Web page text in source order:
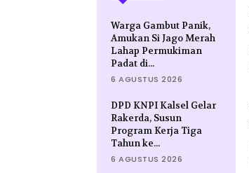
Warga Gambut Panik,
Amukan Si Jago Merah
Lahap Permukiman
Padat di...
6 AGUSTUS 2026
DPD KNPI Kalsel Gelar
Rakerda, Susun
Program Kerja Tiga
Tahun ke...
6 AGUSTUS 2026